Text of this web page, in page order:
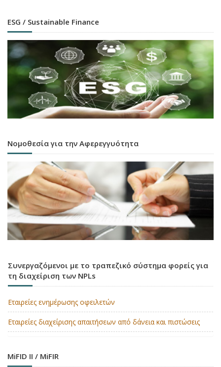
ESG / Sustainable Finance
Νομοθεσία για την Αφερεγγυότητα
Συνεργαζόμενοι με το τραπεζικό σύστημα φορείς για
τη διαχείριση των NPLs
Εταιρείες ενημέρωσης οφειλετών
Εταιρείες διαχείρισης απαιτήσεων από δάνεια και πιστώσεις
MiFID II / MiFIR